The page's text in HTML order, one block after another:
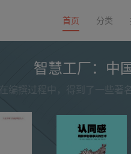
首页 分类
智慧工厂：中